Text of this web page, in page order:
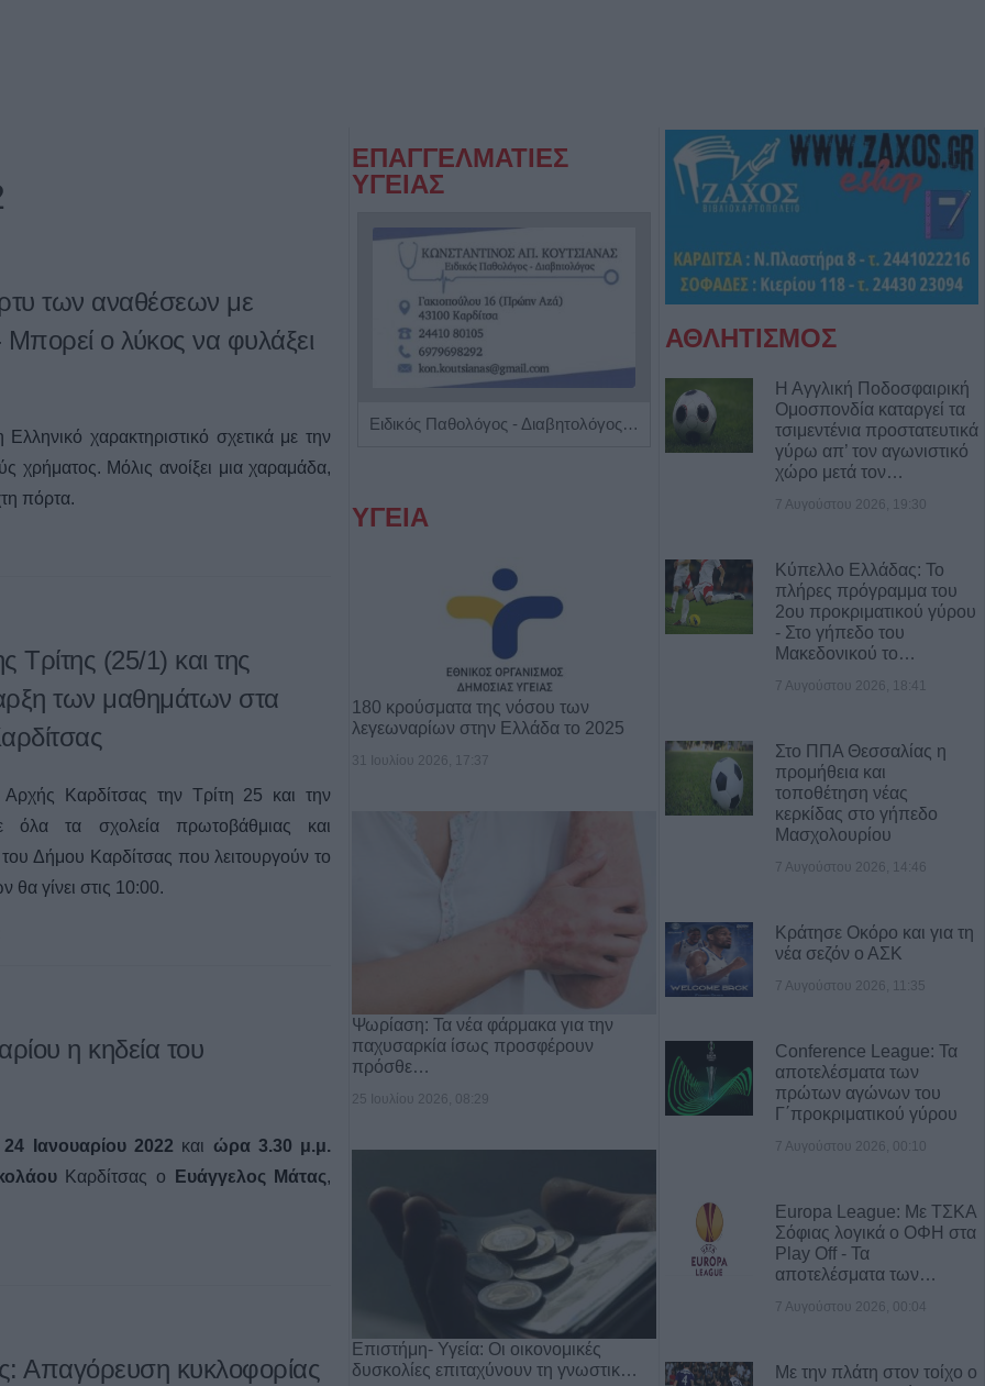
των αναθέσεων με
ο λύκος να φυλάξει
χαρακτηριστικό σχετικά με την
χρήματος. Μόλις ανοίξει μια χαραμάδα,
πόρτα.
Τρίτης (25/1) και της
των μαθημάτων στα
Καρδίτσας την Τρίτη 25 και την
όλα τα σχολεία πρωτοβάθμιας και
Δήμου Καρδίτσας που λειτουργούν το
γίνει στις 10:00.
η κηδεία του
Ιανουαρίου 2022 και ώρα 3.30 μ.μ.
Καρδίτσας ο Ευάγγελος Μάτας,
Απαγόρευση κυκλοφορίας
ΕΠΑΓΓΕΛΜΑΤΙΕΣ
ΥΓΕΙΑΣ
Ειδικός Παθολόγος 'Αθηνά Γ. Λάζου' Ειδικός Παθολόγος - Διαβητολόγος 'Κωνσταντίνος Απ. Κουτσιανάς" Ιατρός Βιοπαθολόγος - Μικροβιολόγος 'Παγάνα Μάγδα'
ΥΓΕΙΑ
180 κρούσματα της νόσου των
λεγεωναρίων στην Ελλάδα το 2025
31 Ιουλίου 2026, 17:37
Ψωρίαση: Τα νέα φάρμακα για την
παχυσαρκία ίσως προσφέρουν
πρόσθε…
25 Ιουλίου 2026, 08:29
Επιστήμη- Υγεία: Οι οικονομικές
δυσκολίες επιταχύνουν τη γνωστικ…
ΑΘΛΗΤΙΣΜΟΣ
Η Αγγλική Ποδοσφαιρική
Ομοσπονδία καταργεί τα
τσιμεντένια προστατευτικά
γύρω απ’ τον αγωνιστικό
χώρο μετά τον…
7 Αυγούστου 2026, 19:30
Κύπελλο Ελλάδας: Το
πλήρες πρόγραμμα του
2ου προκριματικού γύρου
- Στο γήπεδο του
Μακεδονικού το…
7 Αυγούστου 2026, 18:41
Στο ΠΠΑ Θεσσαλίας η
προμήθεια και
τοποθέτηση νέας
κερκίδας στο γήπεδο
Μασχολουρίου
7 Αυγούστου 2026, 14:46
Κράτησε Οκόρο και για τη
νέα σεζόν ο ΑΣΚ
7 Αυγούστου 2026, 11:35
Conference League: Τα
αποτελέσματα των
πρώτων αγώνων του
Γ΄προκριματικού γύρου
7 Αυγούστου 2026, 00:10
Europa League: Με ΤΣΚΑ
Σόφιας λογικά ο ΟΦΗ στα
Play Off - Τα
αποτελέσματα των…
7 Αυγούστου 2026, 00:04
Με την πλάτη στον τοίχο ο